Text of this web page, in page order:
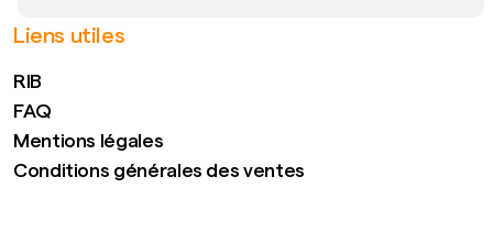
Liens utiles
RIB
FAQ
Mentions légales
Conditions générales des ventes